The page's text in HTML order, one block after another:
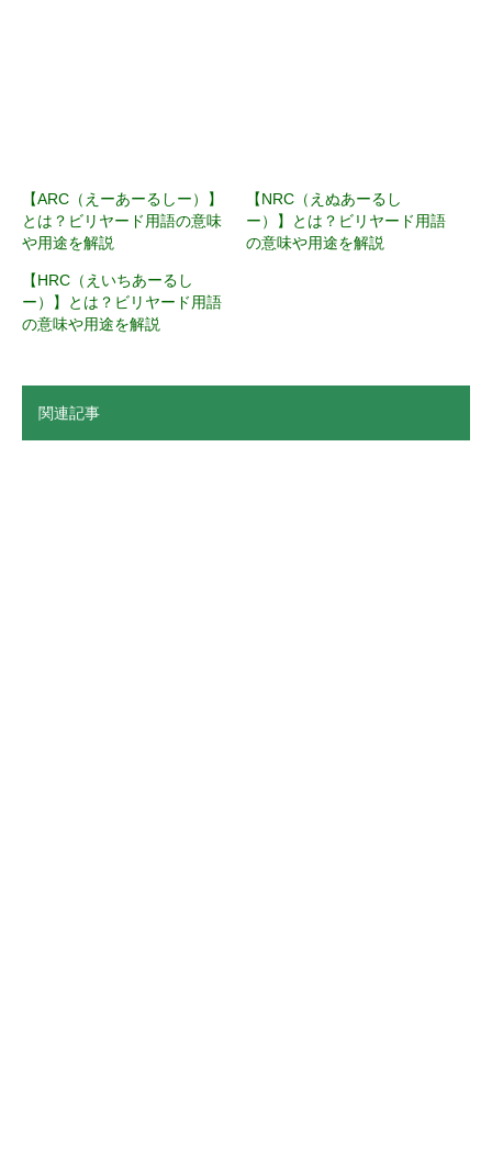
【ARC（えーあーるしー）】
とは？ビリヤード用語の意味
や用途を解説
【NRC（えぬあーるし
ー）】とは？ビリヤード用語
の意味や用途を解説
【HRC（えいちあーるし
ー）】とは？ビリヤード用語
の意味や用途を解説
関連記事